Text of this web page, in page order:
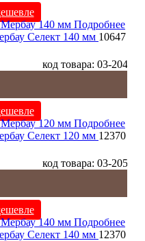
Подробнее
Селект 140 мм 10647
код товара: 03-204
Подробнее
Селект 120 мм 12370
код товара: 03-205
Подробнее
Селект 140 мм 12370